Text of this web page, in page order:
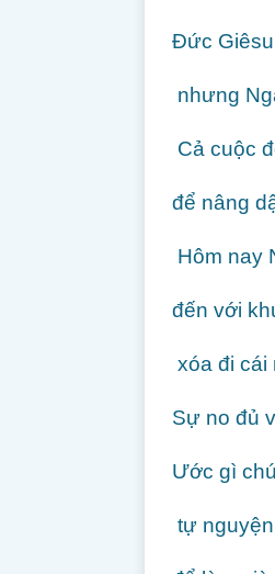
Đức
nhưng
Cả cuộc
để nâng
Hôm nay
đến với
xóa đi cái
Sự no đủ
Ước gì
tự